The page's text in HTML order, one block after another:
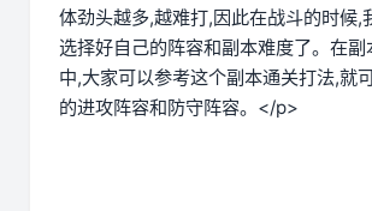
体劲头越多,越难打,因此在战斗的时候,
选择好自己的阵容和副本难度了。在
中,大家可以参考这个副本通关打法,就
的进攻阵容和防守阵容。</p>